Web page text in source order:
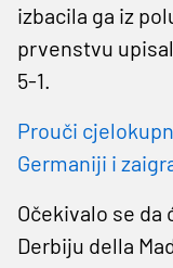
izbacila ga iz
prvenstvu
5-1.
Prouči
Germaniji i
Očekivalo se
Derbiju della